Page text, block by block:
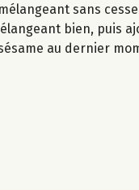
sans
bien, puis
au dernier